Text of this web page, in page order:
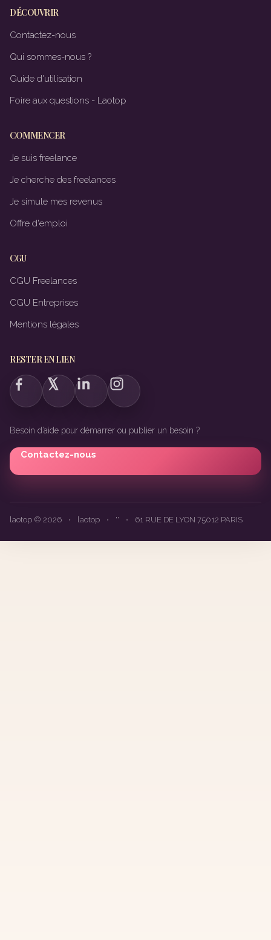
DÉCOUVRIR
Contactez-nous
Qui sommes-nous ?
Guide d'utilisation
Foire aux questions - Laotop
COMMENCER
Je suis freelance
Je cherche des freelances
Je simule mes revenus
Offre d'emploi
CGU
CGU Freelances
CGU Entreprises
Mentions légales
RESTER EN LIEN
Besoin d’aide pour démarrer ou publier un besoin ?
Contactez-nous
laotop © 2026 • laotop • '' • 61 RUE DE LYON 75012 PARIS